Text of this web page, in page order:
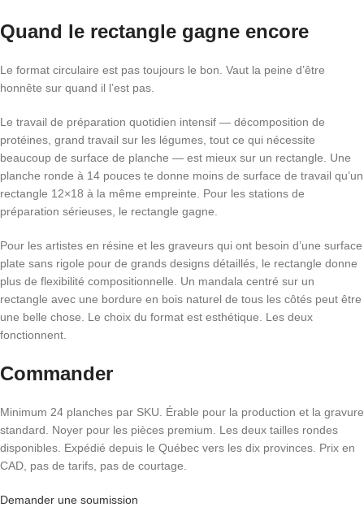
Quand le rectangle gagne encore
Le format circulaire est pas toujours le bon. Vaut la peine d’être
honnête sur quand il l’est pas.
Le travail de préparation quotidien intensif — décomposition de
protéines, grand travail sur les légumes, tout ce qui nécessite
beaucoup de surface de planche — est mieux sur un rectangle. Une
planche ronde à 14 pouces te donne moins de surface de travail qu’un
rectangle 12×18 à la même empreinte. Pour les stations de
préparation sérieuses, le rectangle gagne.
Pour les artistes en résine et les graveurs qui ont besoin d’une surface
plate sans rigole pour de grands designs détaillés, le rectangle donne
plus de flexibilité compositionnelle. Un mandala centré sur un
rectangle avec une bordure en bois naturel de tous les côtés peut être
une belle chose. Le choix du format est esthétique. Les deux
fonctionnent.
Commander
Minimum 24 planches par SKU. Érable pour la production et la gravure
standard. Noyer pour les pièces premium. Les deux tailles rondes
disponibles. Expédié depuis le Québec vers les dix provinces. Prix en
CAD, pas de tarifs, pas de courtage.
Demander une soumission